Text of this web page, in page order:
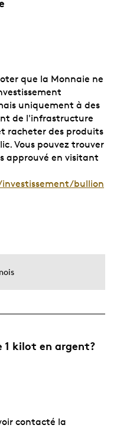
que la Monnaie ne
uniquement à des
de l'infrastructure
racheter des produits
Vous pouvez trouver
approuvé en visitant
bullion
1 kilot en argent?
contacté la